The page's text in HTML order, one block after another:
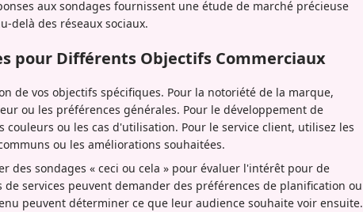
aux sondages fournissent une étude de marché précieuse
delà des réseaux sociaux.
pour Différents Objectifs Commerciaux
de vos objectifs spécifiques. Pour la notoriété de la marque,
ou les préférences générales. Pour le développement de
ou les cas d'utilisation. Pour le service client, utilisez les
ou les améliorations souhaitées.
des sondages « ceci ou cela » pour évaluer l'intérêt pour de
services peuvent demander des préférences de planification ou
peuvent déterminer ce que leur audience souhaite voir ensuite.